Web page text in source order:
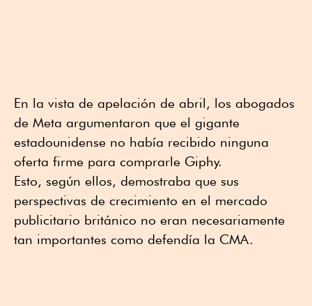
En la vista de apelación de abril, los abogados
de Meta argumentaron que el gigante
estadounidense no había recibido ninguna
oferta firme para comprarle Giphy.
Esto, según ellos, demostraba que sus
perspectivas de crecimiento en el mercado
publicitario británico no eran necesariamente
tan importantes como defendía la CMA.